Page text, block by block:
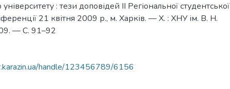
: тези доповідей ІІ Регіональної студентської
21 квітня 2009 р., м. Харків. — Х. : ХНУ ім. В. Н.
— С. 91–92
handle/123456789/6156